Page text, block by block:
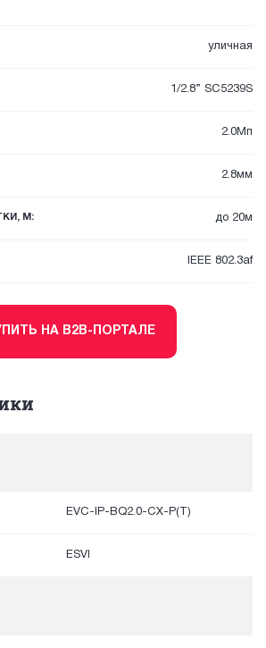
уличная
1/2.8” SC5239S
2.0Мп
2.8мм
М: до 20м
IEEE 802.3af
НА B2B-ПОРТАЛЕ
EVC-IP-BQ2.0-CX-P(T)
ESVI